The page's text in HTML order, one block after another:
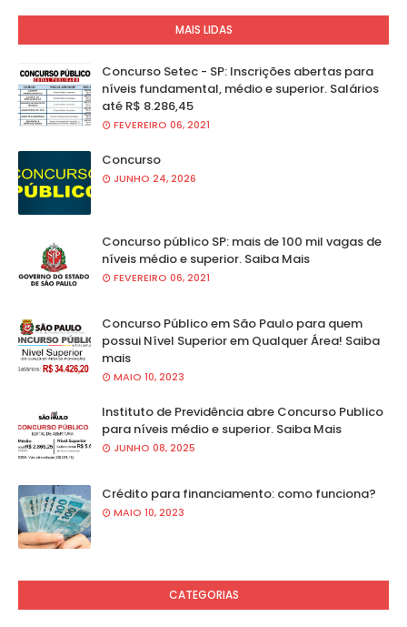
MAIS LIDAS
Concurso Setec - SP: Inscrições abertas para
níveis fundamental, médio e superior. Salários
até R$ 8.286,45
FEVEREIRO 06, 2021
Concurso
JUNHO 24, 2026
Concurso público SP: mais de 100 mil vagas de
níveis médio e superior. Saiba Mais
FEVEREIRO 06, 2021
Concurso Público em São Paulo para quem
possui Nível Superior em Qualquer Área! Saiba
mais
MAIO 10, 2023
Instituto de Previdência abre Concurso Publico
para níveis médio e superior. Saiba Mais
JUNHO 08, 2025
Crédito para financiamento: como funciona?
MAIO 10, 2023
CATEGORIAS